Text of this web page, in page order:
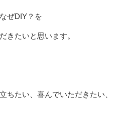
ぜDIY？を
きたいと思います。
ちたい、喜んでいただきたい、